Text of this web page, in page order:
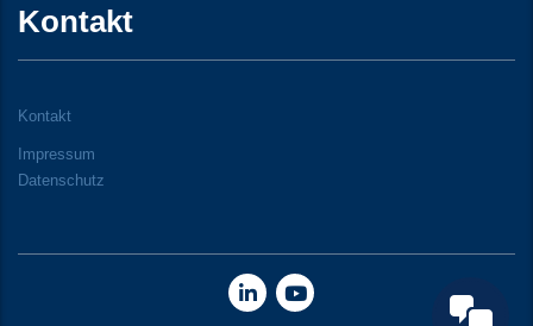
Kontakt
Kontakt
Impressum
Datenschutz